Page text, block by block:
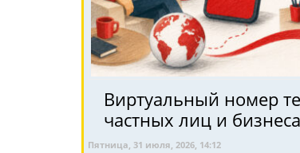
Виртуальный номер
частных лиц и
Пятница, 31 июля, 2026, 14:12